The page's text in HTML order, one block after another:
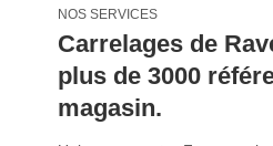
NOS SERVICES
Carrelages de
plus de 3000
magasin.